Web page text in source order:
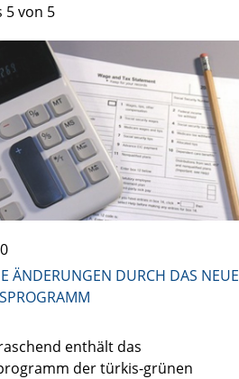
5von 5
ÄNDERUNGEN DURCH DAS NEUE
enthält das
der türkis-grünen